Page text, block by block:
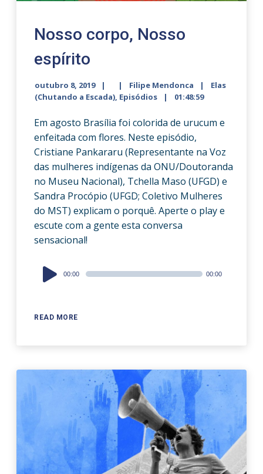
Nosso corpo, Nosso
espírito
outubro 8, 2019 Filipe Mendonca
Elas
(Chutando a Escada), Episódios 01:48:59
Em agosto Brasília foi colorida de urucum e
enfeitada com flores. Neste episódio,
Cristiane Pankararu (Representante na Voz
das mulheres indígenas da ONU/Doutoranda
no Museu Nacional), Tchella Maso (UFGD) e
Sandra Procópio (UFGD; Coletivo Mulheres
do MST) explicam o porquê. Aperte o play e
escute com a gente esta conversa
sensacional!
READ MORE
Audio
Player
00:00 00:00